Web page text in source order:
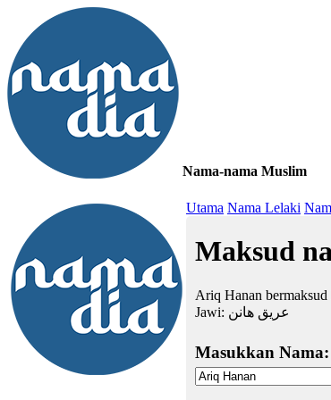
Nama-nama Muslim
Utama Nama Lelaki
Maksud
Ariq Hanan
Jawi: عريق هانن
Masukkan Nama: